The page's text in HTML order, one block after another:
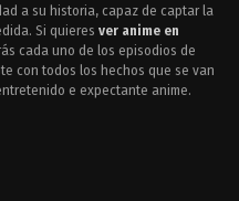
a su historia, capaz de captar la
Si quieres ver anime en
cada uno de los episodios de
con todos los hechos que se van
e expectante anime.